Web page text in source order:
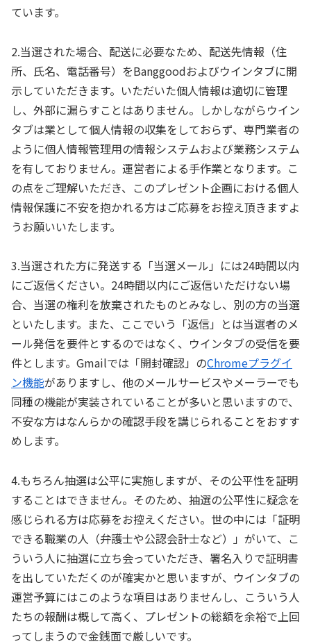
ています。
2.当選された場合、配送に必要なため、配送先情報（住
所、氏名、電話番号）をBanggoodおよびウインタブに開
示していただきます。いただいた個人情報は適切に管理
し、外部に漏らすことはありません。しかしながらウイン
タブは業として個人情報の収集をしておらず、専門業者の
ように個人情報管理用の情報システムおよび業務システム
を有しておりません。運営者による手作業となります。こ
の点をご理解いただき、このプレゼント企画における個人
情報保護に不安を抱かれる方はご応募をお控え頂きますよ
うお願いいたします。
3.当選された方に発送する「当選メール」には24時間以内
にご返信ください。24時間以内にご返信いただけない場
合、当選の権利を放棄されたものとみなし、別の方の当選
といたします。また、ここでいう「返信」とは当選者のメ
ール発信を要件とするのではなく、ウインタブの受信を要
件とします。Gmailでは「開封確認」のChromeプラグイ
ン機能がありますし、他のメールサービスやメーラーでも
同種の機能が実装されていることが多いと思いますので、
不安な方はなんらかの確認手段を講じられることをおすす
めします。
4.もちろん抽選は公平に実施しますが、その公平性を証明
することはできません。そのため、抽選の公平性に疑念を
感じられる方は応募をお控えください。世の中には「証明
できる職業の人（弁護士や公認会計士など）」がいて、こ
ういう人に抽選に立ち会っていただき、署名入りで証明書
を出していただくのが確実かと思いますが、ウインタブの
運営予算にはこのような項目はありませんし、こういう人
たちの報酬は概して高く、プレゼントの総額を余裕で上回
ってしまうので金銭面で厳しいです。